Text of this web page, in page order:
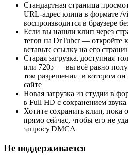
Стандартная страница
URL-адрес клипа в формате /
воспроизводится в браузере
Если вы нашли клип через
тегов на DrTuber — откройте
вставьте ссылку на его
Старая загрузка, доступная
или 720p — вы всё равно
том разрешении, в котором
сайте
Новая загрузка из студии в
в Full HD с сохранением звука
Хотите сохранить клип, пока
прямо сейчас, чтобы его не
запросу DMCA
Не поддерживается